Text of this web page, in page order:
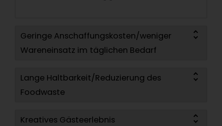
Geringe Anschaffungskosten/weniger
Wareneinsatz im täglichen Bedarf
Lange Haltbarkeit/Reduzierung des
Foodwaste
Kreatives Gästeerlebnis